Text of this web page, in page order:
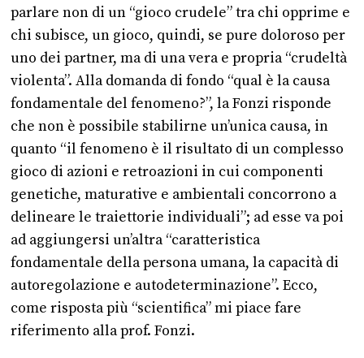
parlare non di un “gioco crudele” tra chi opprime e
chi subisce, un gioco, quindi, se pure doloroso per
uno dei partner, ma di una vera e propria “crudeltà
violenta”. Alla domanda di fondo “qual è la causa
fondamentale del fenomeno?”, la Fonzi risponde
che non è possibile stabilirne un’unica causa, in
quanto “il fenomeno è il risultato di un complesso
gioco di azioni e retroazioni in cui componenti
genetiche, maturative e ambientali concorrono a
delineare le traiettorie individuali”; ad esse va poi
ad aggiungersi un’altra “caratteristica
fondamentale della persona umana, la capacità di
autoregolazione e autodeterminazione”. Ecco,
come risposta più “scientifica” mi piace fare
riferimento alla prof. Fonzi.